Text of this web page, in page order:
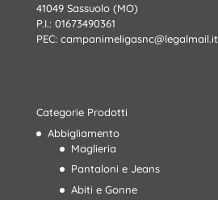
41049 Sassuolo (MO)
P.I.: 01673490361
PEC: campanimeligasnc@legalmail.it
Categorie Prodotti
Abbigliamento
Maglieria
Pantaloni e Jeans
Abiti e Gonne